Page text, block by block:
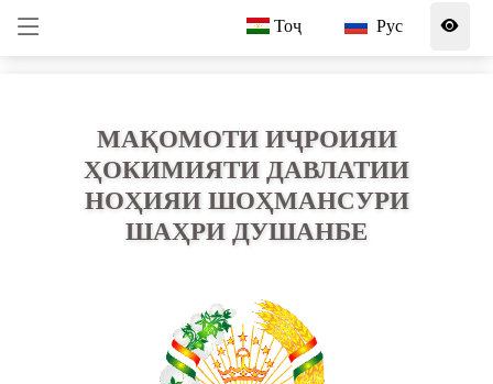
Тоҷ Рус
МАҚОМОТИ ИҶРОИЯИ
ҲОКИМИЯТИ ДАВЛАТИИ
НОҲИЯИ ШОҲМАНСУРИ
ШАҲРИ ДУШАНБЕ